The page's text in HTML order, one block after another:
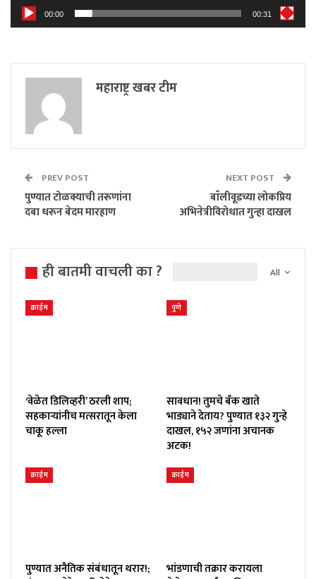
00:00 00:31
महाराष्ट्र खबर टीम
PREV POST
पुण्यात टोळक्याची तरूणांना
दबा धरून बेदम मारहाण
NEXT POST
बाॅलीवूडच्या लोकप्रिय
अभिनेत्रीविरोधात गुन्हा दाखल
All
ही बातमी वाचली का ?
क्राईम
‘वेळेत डिलिव्हरी’ ठरली शाप;
सहकाऱ्यांनीच मत्सरातून केला
चाकू हल्ला
पुणे
सावधान! तुमचे बँक खाते
भाड्याने देताय? पुण्यात १३२ गुन्हे
दाखल, १५२ जणांना अचानक
अटक!
क्राईम
पुण्यात अनैतिक संबंधातून थरार!;
क्राईम
भांडणाची तक्रार करायला